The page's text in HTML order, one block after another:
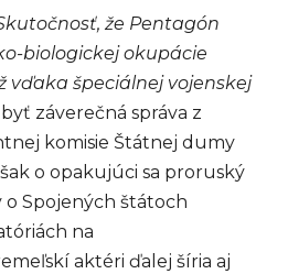
že Pentagón
biologickej okupácie
vďaka špeciálnej vojenskej
záverečná správa z
komisie Štátnej dumy
o opakujúci sa proruský
Spojených štátoch
na
aktéri ďalej šíria aj